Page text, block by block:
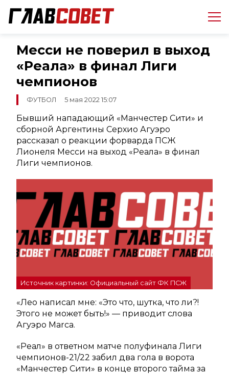
Месси не поверил в выход
«Реала» в финал Лиги
чемпионов
ФУТБОЛ 5 мая 2022 15:07
Бывший нападающий «Манчестер Сити» и
сборной Аргентины Серхио Агуэро
рассказал о реакции форварда ПСЖ
Лионеля Месси на выход «Реала» в финал
Лиги чемпионов.
Источник картинки: Официальный сайт ФК ПСЖ
«Лео написал мне: «Это что, шутка, что ли?!
Этого не может быть!» — приводит слова
Агуэро Marca.
«Реал» в ответном матче полуфинала Лиги
чемпионов-21/22 забил два гола в ворота
«Манчестер Сити» в конце второго тайма за